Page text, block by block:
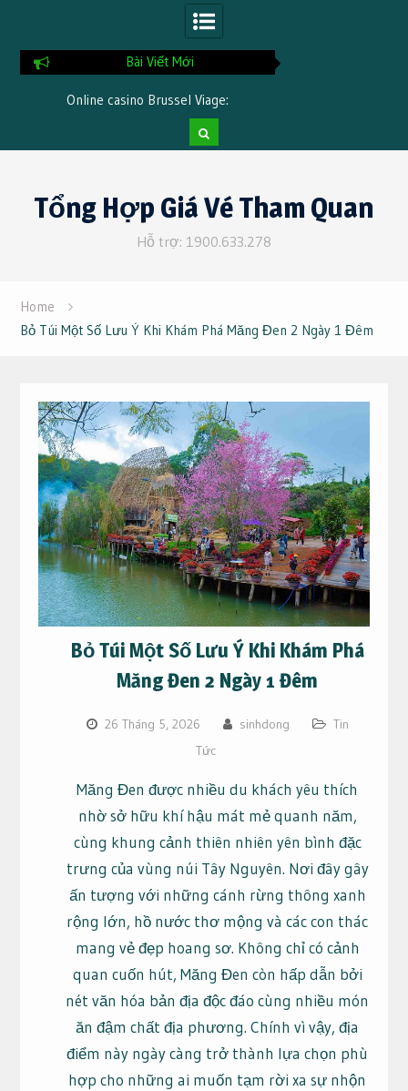
Bài Viết Mới
Online casino Brussel Viage:
accountverificatie stap voor stap
contentTổng Hợp Giá Vé Tham Quan
Hỗ trợ: 1900.633.278
Home
Bỏ Túi Một Số Lưu Ý Khi Khám Phá Măng Đen 2 Ngày 1 Đêm
Bỏ Túi Một Số Lưu Ý Khi Khám Phá
Măng Đen 2 Ngày 1 Đêm
26 Tháng 5, 2026 sinhdong
Tin
Tức
Măng Đen được nhiều du khách yêu thích
nhờ sở hữu khí hậu mát mẻ quanh năm,
cùng khung cảnh thiên nhiên yên bình đặc
trưng của vùng núi Tây Nguyên. Nơi đây gây
ấn tượng với những cánh rừng thông xanh
rộng lớn, hồ nước thơ mộng và các con thác
mang vẻ đẹp hoang sơ. Không chỉ có cảnh
quan cuốn hút, Măng Đen còn hấp dẫn bởi
nét văn hóa bản địa độc đáo cùng nhiều món
ăn đậm chất địa phương. Chính vì vậy, địa
điểm này ngày càng trở thành lựa chọn phù
hợp cho những ai muốn tạm rời xa sự nhộn